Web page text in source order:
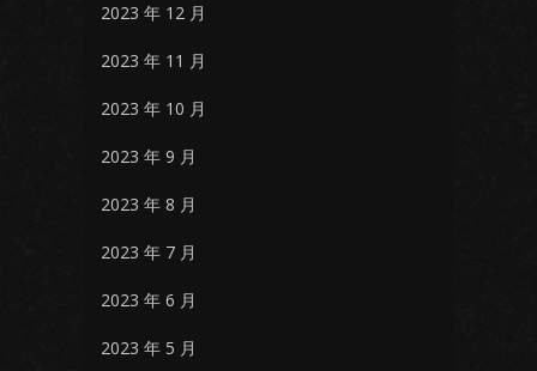
2023 年 12 月
2023 年 11 月
2023 年 10 月
2023 年 9 月
2023 年 8 月
2023 年 7 月
2023 年 6 月
2023 年 5 月